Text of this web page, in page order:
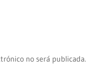
no será publicada.